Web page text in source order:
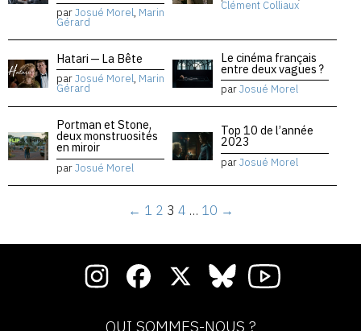
parJosué Morel, Marin
Gérard
Clément Colliaux
Hatari — La Bête
parJosué Morel, Marin
Gérard
Le cinéma français
entre deux vagues ?
parJosué Morel
Portman et Stone,
deux monstruosités
en miroir
parJosué Morel
Top 10 de l’année
2023
parJosué Morel
← 1 2 3 4 … 10 →
QUI SOMMES-NOUS ?